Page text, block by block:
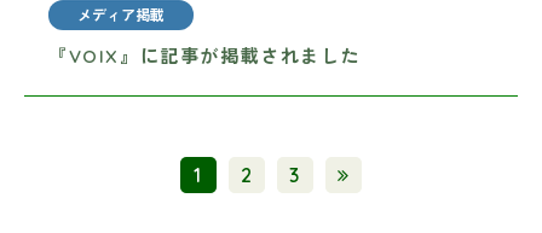
メディア掲載
『VOIX』に記事が掲載されました
1 2 3